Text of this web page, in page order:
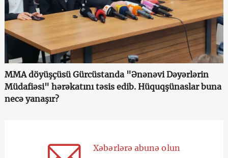
MMA döyüşçüsü Gürcüstanda "Ənənəvi Dəyərlərin
Müdafiəsi" hərəkatını təsis edib. Hüquqşünaslar buna
necə yanaşır?
Xəbərlərə abunə olun